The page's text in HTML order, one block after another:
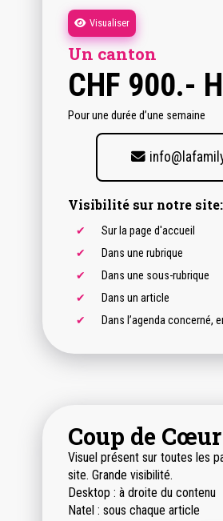
Visualiser
Un canton
CHF 900.-
Pour une durée d’une semaine
Visibilité sur notre site:
Sur la page d'accueil
Dans une rubrique
Dans une sous-rubrique
Dans un article
Dans l’agenda concerné,
Coup de Cœur
Visuel présent sur toutes les
site. Grande visibilité.
Desktop : à droite du contenu
Natel : sous chaque article